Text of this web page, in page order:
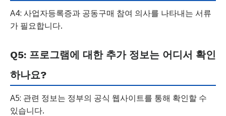
A4: 사업자등록증과 공동구매 참여 의사를 나타내는 서류
가 필요합니다.
Q5: 프로그램에 대한 추가 정보는 어디서 확인
하나요?
A5: 관련 정보는 정부의 공식 웹사이트를 통해 확인할 수
있습니다.